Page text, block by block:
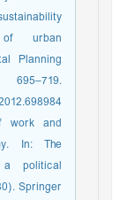
of urban
Planning
work and
In: The
a political
Springer.